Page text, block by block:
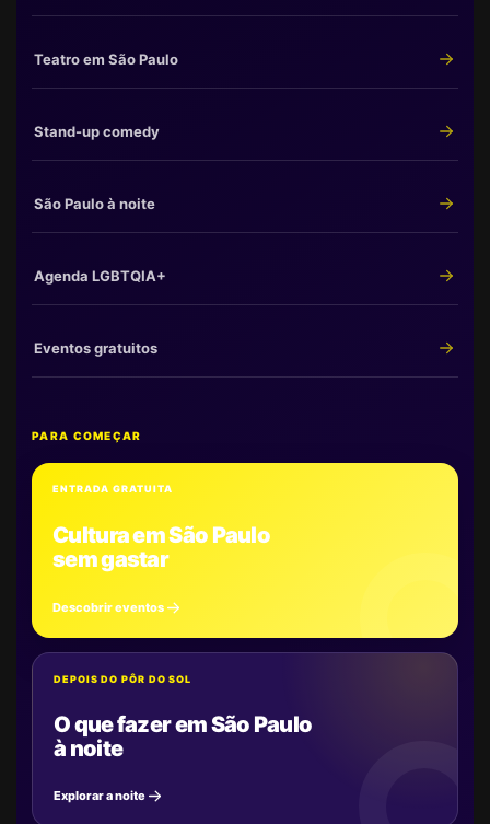
Teatro em São Paulo
Stand-up comedy
São Paulo à noite
Agenda LGBTQIA+
Eventos gratuitos
PARA COMEÇAR
ENTRADA GRATUITA
Cultura em São Paulo
sem gastar
Descobrir eventos
DEPOIS DO PÔR DO SOL
O que fazer em São Paulo
à noite
Explorar a noite